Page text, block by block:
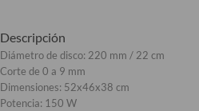
Descripción
Diámetro de disco: 220 mm / 22 cm
Corte de 0 a 9 mm
Dimensiones: 52x46x38 cm
Potencia: 150 W